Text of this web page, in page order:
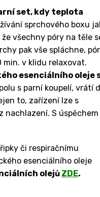
set, kdy teplota
sprchového boxu
všechny póry na těle
pak vše spláchne,
min. v klidu relaxovat.
esenciálního oleje
s parní koupelí, vrátí
to, zařízení lze s
nachlazení. S úspěchem
či respiračnímu
esenciálního oleje
olejů ZDE.